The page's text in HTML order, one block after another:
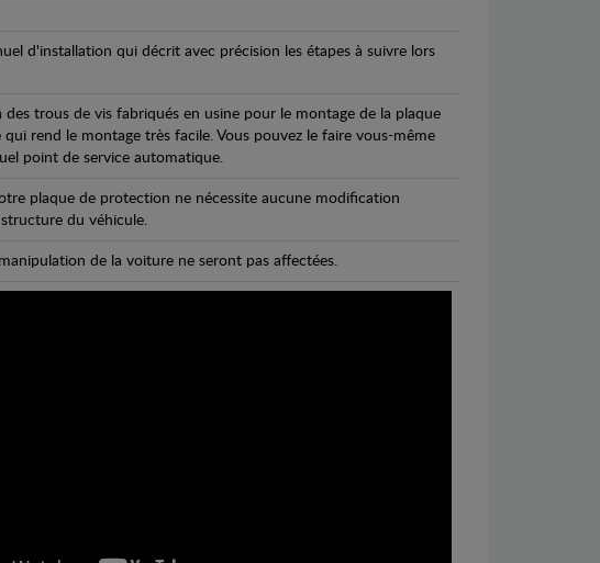
d'installation qui décrit avec précision les étapes à suivre lors
des trous de vis fabriqués en usine pour le montage de la plaque
rend le montage très facile. Vous pouvez le faire vous-même
point de service automatique.
plaque de protection ne nécessite aucune modification
du véhicule.
de la voiture ne seront pas affectées.